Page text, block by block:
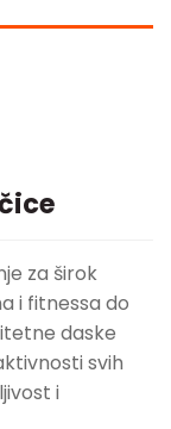
za širok
i fitnessa do
daske
svih
i